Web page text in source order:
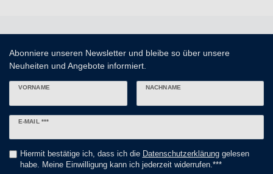
Abonniere unseren Newsletter und bleibe so über unsere
Neuheiten und Angebote informiert.
VORNAME NACHNAME
E-MAIL ***
Newsletter
Hiermit bestätige ich, dass ich die Daten­schutz­erklärunggelesen
habe. Meine Einwilligung kann ich jederzeit widerrufen.***